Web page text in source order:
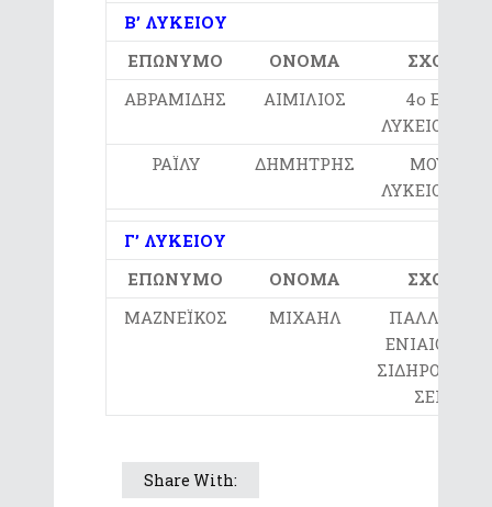
Β’ ΛΥΚΕΙΟΥ
ΕΠΩΝΥΜΟ
ΟΝΟΜΑ
ΣΧΟΛΕΙΟ
ΑΒΡΑΜΙΔΗΣ
ΑΙΜΙΛΙΟΣ
4ο ΕΝΙΑΙΟ
ΛΥΚΕΙΟ
ΡΑΪΛΥ
ΔΗΜΗΤΡΗΣ
ΜΟΥΣΙΚΟ
ΛΥΚΕΙΟ
Γ’ ΛΥΚΕΙΟΥ
ΕΠΩΝΥΜΟ
ΟΝΟΜΑ
ΣΧΟΛΕΙΟ
ΜΑΖΝΕΪΚΟΣ
ΜΙΧΑΗΛ
ΕΝΙΑΙΟ
ΣΕΡΡΩΝ
Share With: